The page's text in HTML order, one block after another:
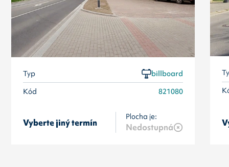
Typ
billboard
Kód
821080
Vyberte jiný termín
Plocha je:
Nedostupná